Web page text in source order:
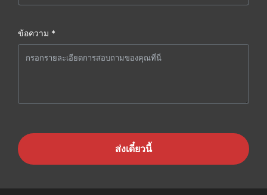
ข้อความ *
ส่งเดี๋ยวนี้